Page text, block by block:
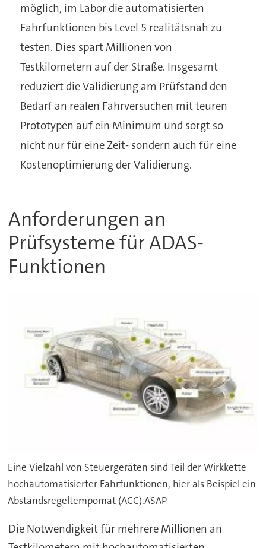
möglich, im Labor die automatisierten
Fahrfunktionen bis Level 5 realitätsnah zu
testen. Dies spart Millionen von
Testkilometern auf der Straße. Insgesamt
reduziert die Validierung am Prüfstand den
Bedarf an realen Fahrversuchen mit teuren
Prototypen auf ein Minimum und sorgt so
nicht nur für eine Zeit- sondern auch für eine
Kostenoptimierung der Validierung.
Anforderungen an
Prüfsysteme für ADAS-
Funktionen
Eine Vielzahl von Steuergeräten sind Teil der Wirkkette
hochautomatisierter Fahrfunktionen, hier als Beispiel ein
Abstandsregeltempomat (ACC).ASAP
Die Notwendigkeit für mehrere Millionen an